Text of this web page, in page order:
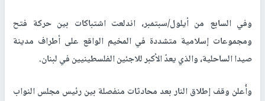
وفي السابع من أيلول/سبتمبر، اندلعت اشتباكات بين حركة فتح
ومجموعات إسلامية متشددة في المخيم الواقع على أطراف مدينة
صيدا الساحلية، والذي يعدّ الأكبر للاجئين الفلسطينيين في لبنان.
وأُعلن وقف إطلاق النار بعد محادثات منفصلة بين رئيس مجلس النواب